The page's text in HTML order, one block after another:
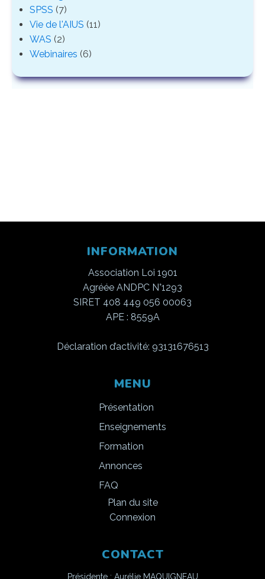
SPSS (7)
Vie de l'AIUS (11)
WAS (2)
Webinaires (6)
INFORMATION
Association Loi 1901
Agréée ANDPC N°1293
SIRET 408 449 056 00063
APE : 8559A
Déclaration d’activité: 93131676513
MENU
Présentation
Enseignements
Formation
Annonces
FAQ
Plan du site
Connexion
CONTACT
Présidente : Aurélie MAQUIGNEAU